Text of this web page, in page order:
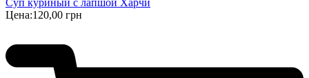
Цена:120,00 грн